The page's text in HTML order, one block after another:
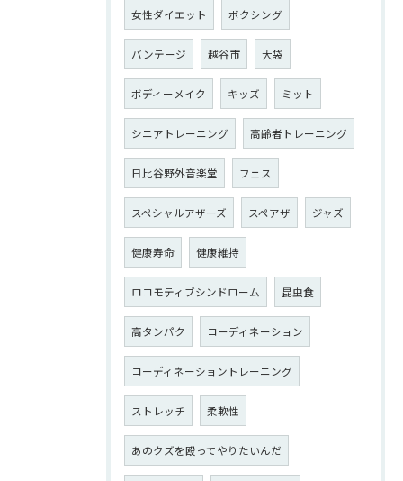
女性ダイエット ボクシング
バンテージ 越谷市 大袋
ボディーメイク キッズ ミット
シニアトレーニング 高齢者トレーニング
日比谷野外音楽堂 フェス
スペシャルアザーズ スペアザ ジャズ
健康寿命 健康維持
ロコモティブシンドローム 昆虫食
高タンパク コーディネーション
コーディネーショントレーニング
ストレッチ 柔軟性
あのクズを殴ってやりたいんだ